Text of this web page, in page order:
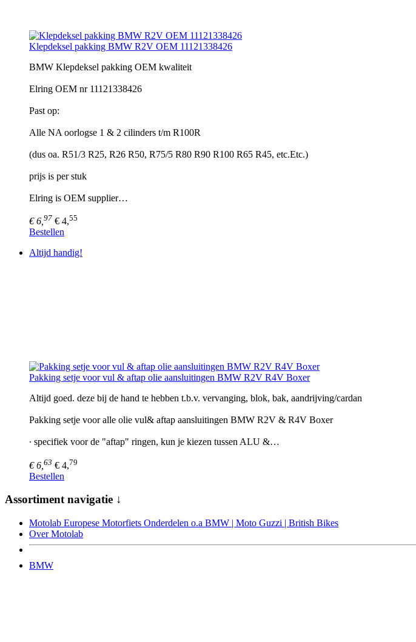
Klepdeksel pakking BMW R2V OEM 11121338426
BMW Klepdeksel pakking OEM kwaliteit
Elring OEM nr 11121338426
Past op:
Alle NA oorlogse 1 & 2 cilinders t/m R100R
(dus oa. R51/3 R25, R26 R50, R75/5 R80 R90 R100 R65 R45, etc.Etc.)
prijs is per stuk
Elring is OEM supplier…
€ 6, 97 € 4,55
Bestellen
Altijd handig!
Pakking setje voor vul & aftap olie aansluitingen BMW R2V R4V Boxer
Altijd goed. deze bij de hand te hebben t.b.v. vervanging, blok, bak, aandrijving/cardan
Pakking setje voor alle olie vul& aftap aansluitingen BMW R2V & R4V Boxer
∙ specifiek voor de "aftap" ringen, kun je kiezen tussen ALU &…
€ 6, 63 € 4,79
Bestellen
Assortiment navigatie ↓
Motolab Europese Motorfiets Onderdelen o.a BMW | Moto Guzzi | British Bikes
Over Motolab
BMW